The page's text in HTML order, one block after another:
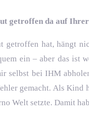
getroffen da auf
hat, hängt
ein – aber das ist
selbst bei IHM
gemacht. Als
Welt setzte. Damit